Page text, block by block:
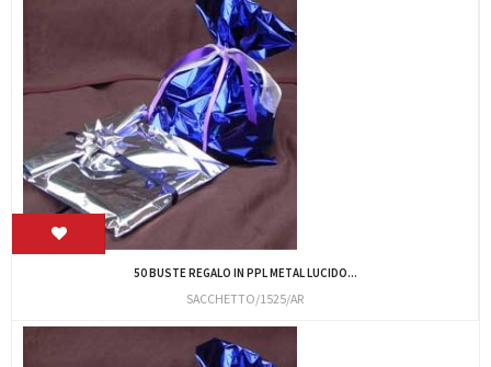
50 BUSTE REGALO IN PPL METAL LUCIDO...
SACCHETTO/1525/AR